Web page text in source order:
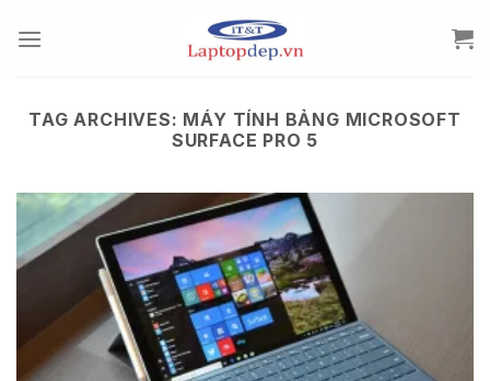
TAG ARCHIVES: MÁY TÍNH BẢNG MICROSOFT
SURFACE PRO 5